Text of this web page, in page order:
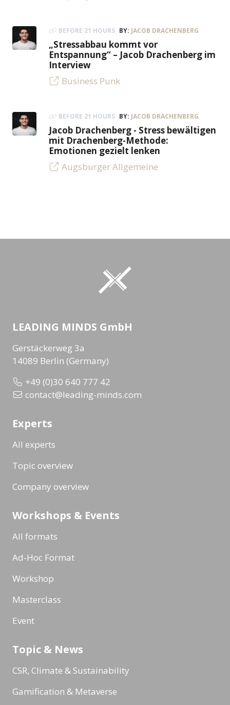
BEFORE 21 HOURS BY: JACOB DRACHENBERG
„Stressabbau kommt vor
Entspannung“ – Jacob Drachenberg im
Interview
Business Punk
BEFORE 21 HOURS BY: JACOB DRACHENBERG
Jacob Drachenberg - Stress bewältigen
mit Drachenberg-Methode:
Emotionen gezielt lenken
Augsburger Allgemeine
LEADING MINDS GmbH
Gerstäckerweg 3a
14089 Berlin (Germany)
+49 (0)30 640 777 42
contact@leading-minds.com
Experts
All experts
Topic overview
Company overview
Workshops & Events
All formats
Ad-Hoc Format
Workshop
Masterclass
Event
Topic & News
CSR, Climate & Sustainability
Gamification & Metaverse